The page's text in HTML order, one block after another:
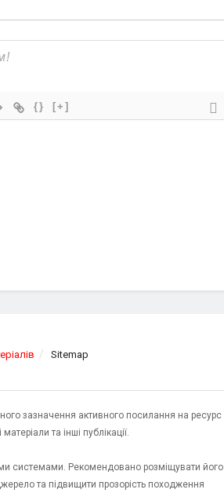
{} [+]
Sitemap
зазначення активного посилання на ресурс
та інші публікації.
системами. Рекомендовано розміщувати його
та підвищити прозорість походження